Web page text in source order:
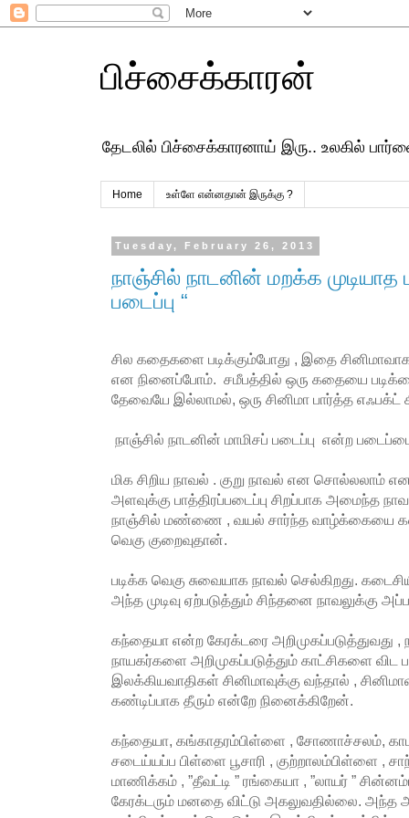
பிச்சைக்காரன்
தேடலில் பிச்சைக்காரனாய் இரு.. உலகில்
Home உள்ளே என்னதான் இருக்கு ?
Tuesday, February 26, 2013
நாஞ்சில் நாடனின் மறக்க முடியாத
படைப்பு “
சில கதைகளை படிக்கும்போது , இதை
என நினைப்போம். சமீபத்தில் ஒரு கதையை
தேவையே இல்லாமல், ஒரு சினிமா பார்த்த எஃபக்ட்
நாஞ்சில் நாடனின் மாமிசப் படைப்பு என்ற
மிக சிறிய நாவல் . குறு நாவல் என
அளவுக்கு பாத்திரப்படைப்பு சிறப்பாக அமைந்த
நாஞ்சில் மண்ணை , வயல் சார்ந்த வாழ்க்கையை கண்
வெகு குறைவுதான்.
படிக்க வெகு சுவையாக நாவல் செல்கிறது.
அந்த முடிவு ஏற்படுத்தும் சிந்தனை நாவலுக்கு
கந்தையா என்ற கேரக்டரை அறிமுகப்படுத்துவது ,
நாயகர்களை அறிமுகப்படுத்தும் காட்சிகளை விட
இலக்கியவாதிகள் சினிமாவுக்கு வந்தால் ,
கண்டிப்பாக தீரும் என்றே நினைக்கிறேன்.
கந்தையா, கங்காதரம்பிள்ளை , சோணாச்சலம்,
சடைய்யப்ப பிள்ளை பூசாரி , குற்றாலம்பிள்ளை ,
மாணிக்கம் , ”தீவட்டி ” ரங்கையா , ”லாயர் ”
கேரக்டரும் மனதை விட்டு அகலுவதில்லை. அந்த